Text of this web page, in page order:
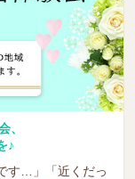
、
♪
す…」「近くだっ